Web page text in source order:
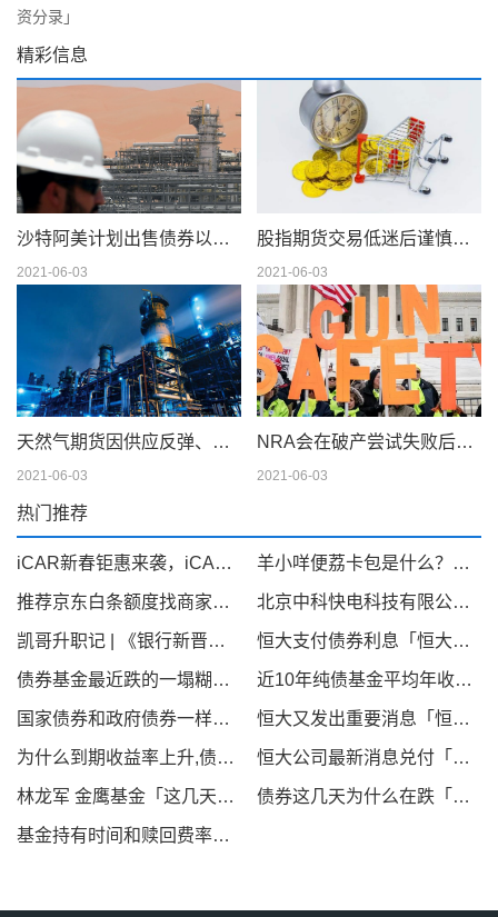
资分录」
精彩信息
沙特阿美计划出售债券以筹集 750 亿美元的股息
2021-06-03
股指期货交易低迷后谨慎交易
2021-06-03
天然气期货因供应反弹、天气模型转变而下滑；现金仍在摇摆
2021-06-03
NRA会在破产尝试失败后解散吗
2021-06-03
热门推荐
iCAR新春钜惠来袭，iCAR 03至高优惠35000元 羊小咩便荔卡包是什么？可以提现套取出来吗，看完你就明白！
推荐京东白条额度找商家兑现，京东白条秒到商家介绍 北京中科快电科技有限公司旗下“快来电”项目：获知名企业中健华程（北京）科技有限公司A轮2500万融资引领新能源汽车充电桩产业新篇章
凯哥升职记 | 《银行新晋高管必备酒局指南》 恒大支付债券利息「恒大债券到期收益率」
债券基金最近跌的一塌糊涂「债基金收益」 近10年纯债基金平均年收益率「2019年多只中长期纯债基金收益率超5 最高收益率38 95 」
国家债券和政府债券一样吗「政府债券和国债的区别」 恒大又发出重要消息「恒大突然宣布」
为什么到期收益率上升,债券价格下降「为什么债券价格和收益率成反比」 恒大公司最新消息兑付「恒大地产今年还会动工吗」
林龙军 金鹰基金「这几天债基为什么下跌」 债券这几天为什么在跌「这两天债券基金怎么回事」
基金持有时间和赎回费率「基金赎回费率一般多少」